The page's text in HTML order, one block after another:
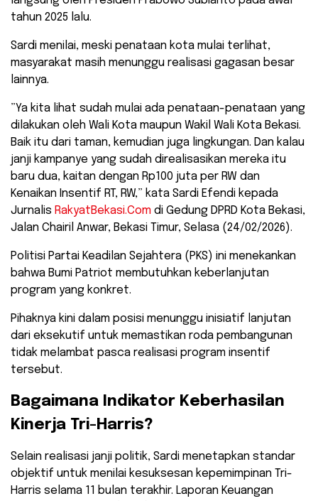
tahun 2025 lalu.
Sardi menilai, meski penataan kota mulai terlihat,
masyarakat masih menunggu realisasi gagasan besar
lainnya.
​”Ya kita lihat sudah mulai ada penataan-penataan yang
dilakukan oleh Wali Kota maupun Wakil Wali Kota Bekasi.
Baik itu dari taman, kemudian juga lingkungan. Dan kalau
janji kampanye yang sudah direalisasikan mereka itu
baru dua, kaitan dengan Rp100 juta per RW dan
Kenaikan Insentif RT, RW,” kata Sardi Efendi kepada
Jurnalis RakyatBekasi.Com di Gedung DPRD Kota Bekasi,
Jalan Chairil Anwar, Bekasi Timur, Selasa (24/02/2026).
​Politisi Partai Keadilan Sejahtera (PKS) ini menekankan
bahwa Bumi Patriot membutuhkan keberlanjutan
program yang konkret.
Pihaknya kini dalam posisi menunggu inisiatif lanjutan
dari eksekutif untuk memastikan roda pembangunan
tidak melambat pasca realisasi program insentif
tersebut.
​Bagaimana Indikator Keberhasilan
Kinerja Tri-Harris?
​Selain realisasi janji politik, Sardi menetapkan standar
objektif untuk menilai kesuksesan kepemimpinan Tri-
Harris selama 11 bulan terakhir. Laporan Keuangan